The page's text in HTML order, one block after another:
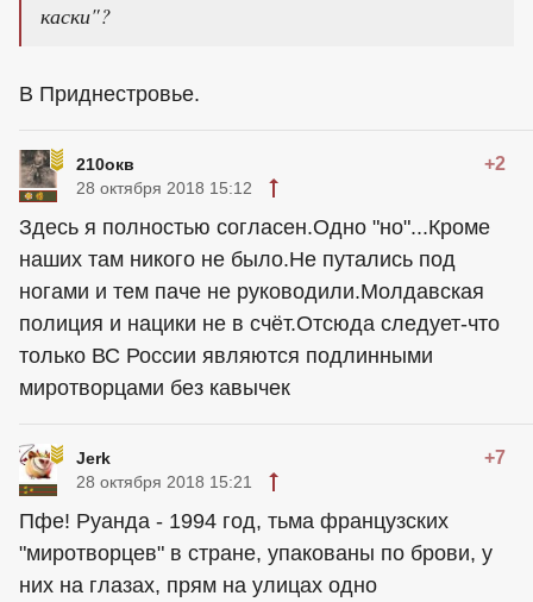
каски"?
В Приднестровье.
210окв +2
28 октября 2018 15:12
Здесь я полностью согласен.Одно "но"...Кроме
наших там никого не было.Не путались под
ногами и тем паче не руководили.Молдавская
полиция и нацики не в счёт.Отсюда следует-что
только ВС России являются подлинными
миротворцами без кавычек
Jerk +7
28 октября 2018 15:21
Пфе! Руанда - 1994 год, тьма французских
"миротворцев" в стране, упакованы по брови, у
них на глазах, прям на улицах одно